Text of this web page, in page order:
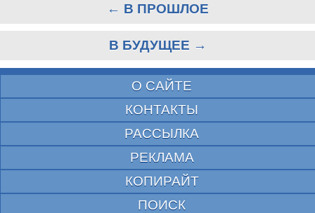
← В ПРОШЛОЕ
В БУДУЩЕЕ →
О САЙТЕ
КОНТАКТЫ
РАССЫЛКА
РЕКЛАМА
КОПИРАЙТ
ПОИСК